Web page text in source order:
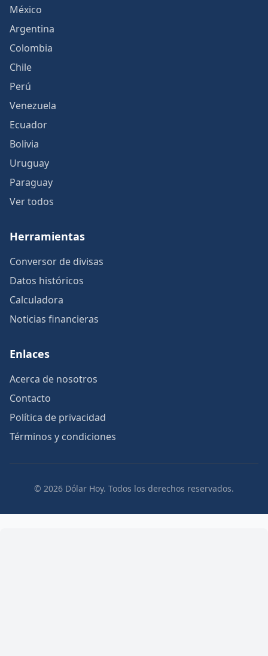
México
Argentina
Colombia
Chile
Perú
Venezuela
Ecuador
Bolivia
Uruguay
Paraguay
Ver todos
Herramientas
Conversor de divisas
Datos históricos
Calculadora
Noticias financieras
Enlaces
Acerca de nosotros
Contacto
Política de privacidad
Términos y condiciones
© 2026 Dólar Hoy. Todos los derechos reservados.